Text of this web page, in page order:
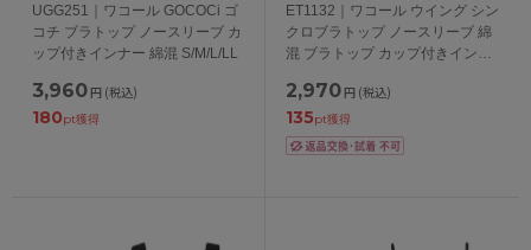
UGG251｜ワコール GOCOCi ゴ
コチ ブラトップ ノースリーブ カ
ップ付きインナー 綿混 S/M/L/LL
3,960 円 (税込)
180pt獲得
ET1132｜ワコール ウイング シン
クロブラトップ ノースリーブ 綿
混 ブラトップ カップ付きインナ
2,970 円 (税込)
135pt獲得